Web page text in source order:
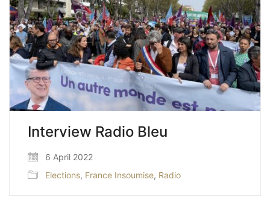
Interview Radio Bleu
6 April 2022
Elections, France Insoumise, Radio